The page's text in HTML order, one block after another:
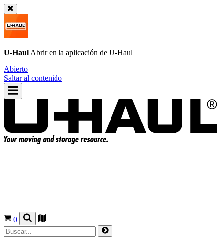
U-Haul Abrir en la aplicación de U-Haul
Abierto
Saltar al contenido
0